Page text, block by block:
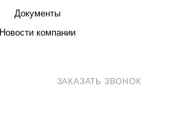
Документы
Новости компании
ЗАКАЗАТЬ ЗВОНОК